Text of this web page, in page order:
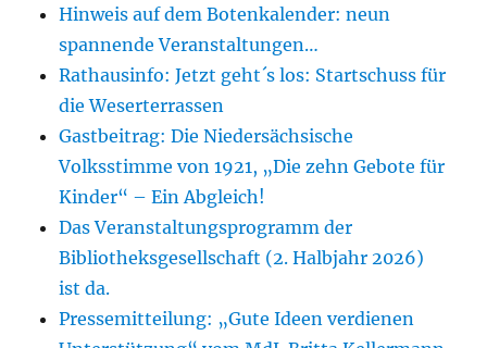
Hinweis auf dem Botenkalender: neun
spannende Veranstaltungen…
Rathausinfo: Jetzt geht´s los: Startschuss für
die Weserterrassen
Gastbeitrag: Die Niedersächsische
Volksstimme von 1921, „Die zehn Gebote für
Kinder“ – Ein Abgleich!
Das Veranstaltungsprogramm der
Bibliotheksgesellschaft (2. Halbjahr 2026)
ist da.
Pressemitteilung: „Gute Ideen verdienen